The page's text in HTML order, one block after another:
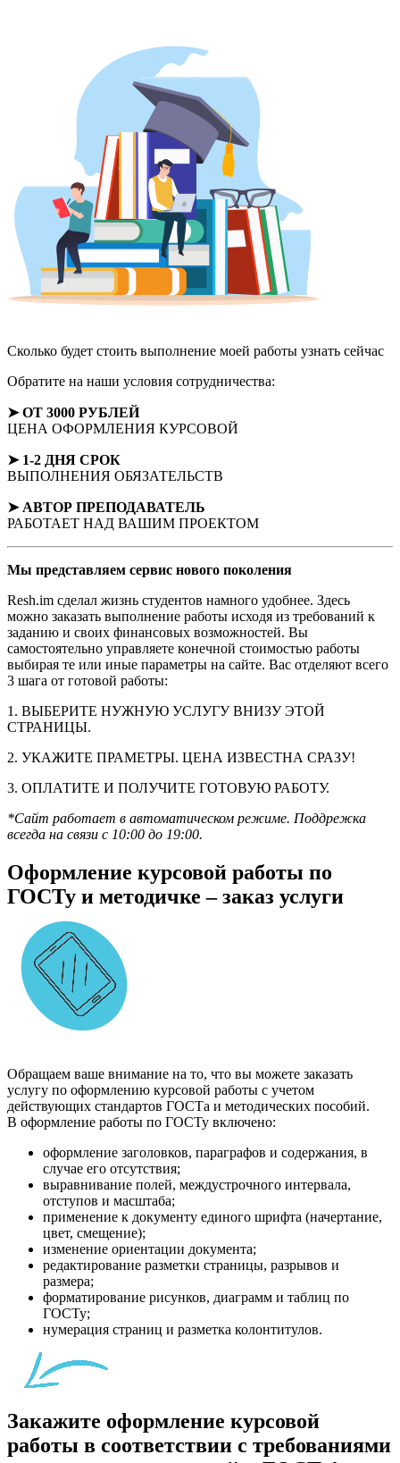
Сколько будет стоить выполнение моей работы узнать сейчас
Обратите на наши условия сотрудничества:
➤ ОТ 3000 РУБЛЕЙ
ЦЕНА ОФОРМЛЕНИЯ КУРСОВОЙ
➤ 1-2 ДНЯ СРОК
ВЫПОЛНЕНИЯ ОБЯЗАТЕЛЬСТВ
➤ АВТОР ПРЕПОДАВАТЕЛЬ
РАБОТАЕТ НАД ВАШИМ ПРОЕКТОМ
Мы представляем сервис нового поколения
Resh.im сделал жизнь студентов намного удобнее. Здесь
можно заказать выполнение работы исходя из требований к
заданию и своих финансовых возможностей. Вы
самостоятельно управляете конечной стоимостью работы
выбирая те или иные параметры на сайте. Вас отделяют всего
3 шага от готовой работы:
1. ВЫБЕРИТЕ НУЖНУЮ УСЛУГУ ВНИЗУ ЭТОЙ
СТРАНИЦЫ.
2. УКАЖИТЕ ПРАМЕТРЫ. ЦЕНА ИЗВЕСТНА СРАЗУ!
3. ОПЛАТИТЕ И ПОЛУЧИТЕ ГОТОВУЮ РАБОТУ.
*Сайт работает в автоматическом режиме. Поддрежка
всегда на связи с 10:00 до 19:00.
Оформление курсовой работы по
ГОСТу и методичке – заказ услуги
Обращаем ваше внимание на то, что вы можете заказать
услугу по оформлению курсовой работы с учетом
действующих стандартов ГОСТа и методических пособий.
В оформление работы по ГОСТу включено:
оформление заголовков, параграфов и содержания, в
случае его отсутствия;
выравнивание полей, междустрочного интервала,
отступов и масштаба;
применение к документу единого шрифта (начертание,
цвет, смещение);
изменение ориентации документа;
редактирование разметки страницы, разрывов и
размера;
форматирование рисунков, диаграмм и таблиц по
ГОСТу;
нумерация страниц и разметка колонтитулов.
Закажите оформление курсовой
работы в соответствии с требованиями